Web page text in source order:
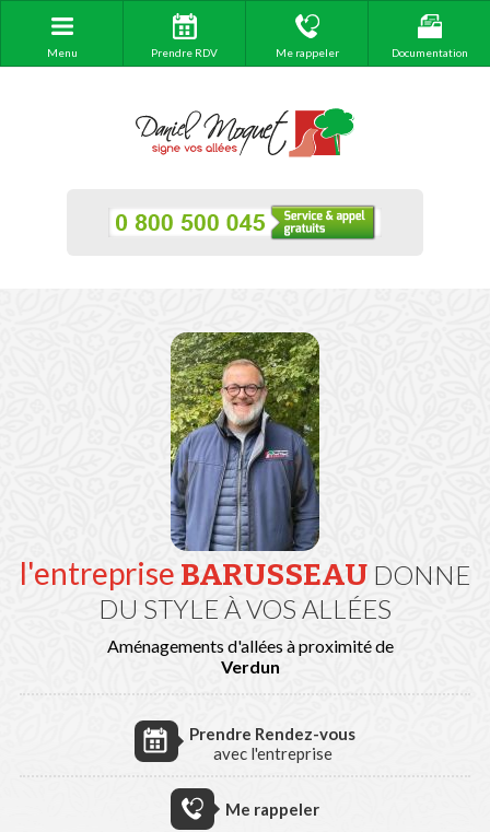
Menu Prendre RDV Me rappeler Documentation
l'entreprise BARUSSEAU DONNE
DU STYLE À VOS ALLÉES
Aménagements d'allées à proximité de
Verdun
Prendre Rendez-vous
avec l'entreprise
Me rappeler